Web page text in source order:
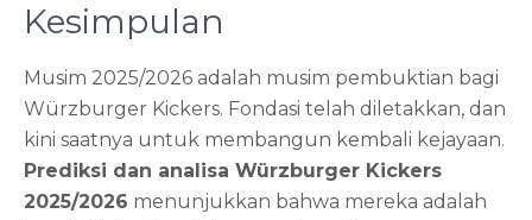
Kesimpulan
Musim 2025/2026 adalah musim pembuktian bagi
Würzburger Kickers. Fondasi telah diletakkan, dan
kini saatnya untuk membangun kembali kejayaan.
Prediksi dan analisa Würzburger Kickers
2025/2026 menunjukkan bahwa mereka adalah